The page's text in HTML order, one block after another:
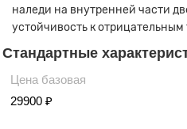
наледи на внутренней части
устойчивость к
Стандартные
Цена базовая
29900 ₽